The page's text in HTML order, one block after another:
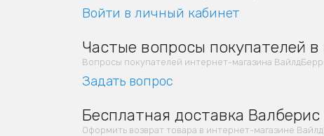
Войти в личный кабинет
Частые вопросы покупателей
Вопросы покупателей интернет-магазина
Задать вопрос
Бесплатная доставка
Оформить возврат товара в интернет-магазине